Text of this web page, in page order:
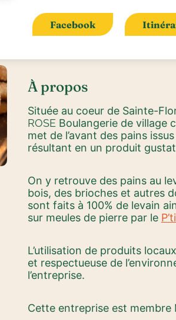
Facebook
À propos
Située au coeur de Sainte-
ROSE Boulangerie de village
met de l’avant des pains
résultant en un produit
On y retrouve des pains au
bois, des brioches et autres
sont faits à 100% de levain
sur meules de pierre par le
L’utilisation de produits
et respectueuse de
l’entreprise.
Cette entreprise est membre